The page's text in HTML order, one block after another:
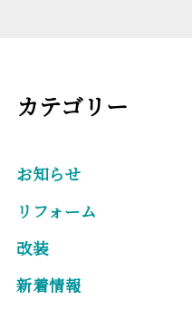
カテゴリー
お知らせ
リフォーム
改装
新着情報